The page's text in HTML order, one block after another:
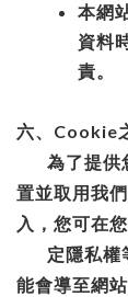
本網
資料
責。
六、Cookie
為了提供
置並取用我
入，您可在
定隱私權
能會導至網